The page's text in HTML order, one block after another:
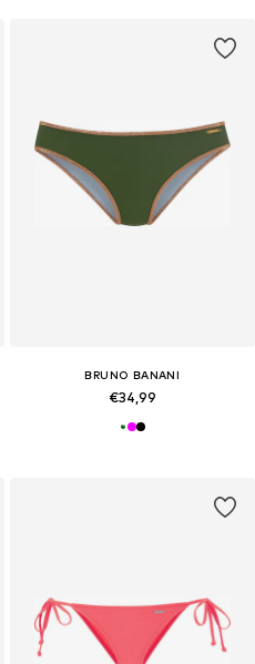
BRUNO BANANI
€34,99